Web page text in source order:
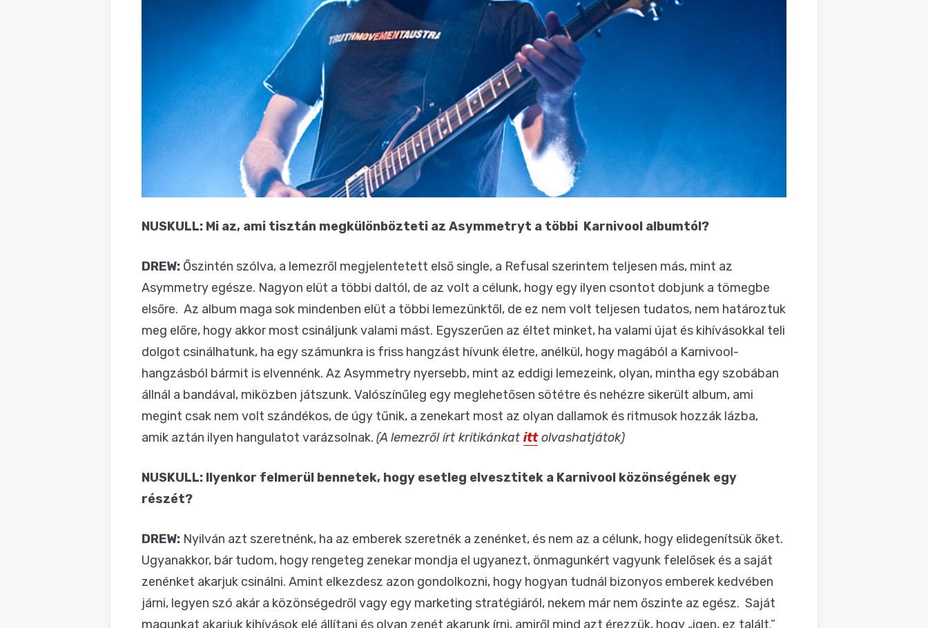
NUSKULL: Mi az, ami tisztán megkülönbözteti az Asymmetryt a többi Karnivool albumtól?
DREW: Őszintén szólva, a lemezről megjelentetett első single, a Refusal szerintem teljesen más, mint az
Asymmetry egésze. Nagyon elüt a többi daltól, de az volt a célunk, hogy egy ilyen csontot dobjunk a tömegbe
elsőre. Az album maga sok mindenben elüt a többi lemezünktől, de ez nem volt teljesen tudatos, nem határoztuk
meg előre, hogy akkor most csináljunk valami mást. Egyszerűen az éltet minket, ha valami újat és kihívásokkal teli
dolgot csinálhatunk, ha egy számunkra is friss hangzást hívunk életre, anélkül, hogy magából a Karnivool-
hangzásból bármit is elvennénk. Az Asymmetry nyersebb, mint az eddigi lemezeink, olyan, mintha egy szobában
állnál a bandával, miközben játszunk. Valószínűleg egy meglehetősen sötétre és nehézre sikerült album, ami
megint csak nem volt szándékos, de úgy tűnik, a zenekart most az olyan dallamok és ritmusok hozzák lázba,
amik aztán ilyen hangulatot varázsolnak. (A lemezről írt kritikánkat ittolvashatjátok)
NUSKULL: Ilyenkor felmerül bennetek, hogy esetleg elvesztitek a Karnivool közönségének egy
részét?
DREW: Nyilván azt szeretnénk, ha az emberek szeretnék a zenénket, és nem az a célunk, hogy elidegenítsük őket.
Ugyanakkor, bár tudom, hogy rengeteg zenekar mondja el ugyanezt, önmagunkért vagyunk felelősek és a saját
zenénket akarjuk csinálni. Amint elkezdesz azon gondolkozni, hogy hogyan tudnál bizonyos emberek kedvében
járni, legyen szó akár a közönségedről vagy egy marketing stratégiáról, nekem már nem őszinte az egész. Saját
magunkat akarjuk kihívások elé állítani és olyan zenét akarunk írni, amiről mind azt érezzük, hogy „igen, ez talált.”